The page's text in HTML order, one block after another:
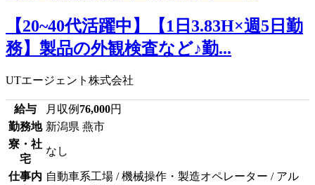
【20~40代活躍中】【1日3.83H×週5日勤
務】製品の外観検査など♪勤...
UTエージェント株式会社
給与 月収例 76,000円
勤務地 新潟県 燕市
寮・社
宅
なし
仕事内 自動車系工場 / 機械操作・製造オペレーター / アル